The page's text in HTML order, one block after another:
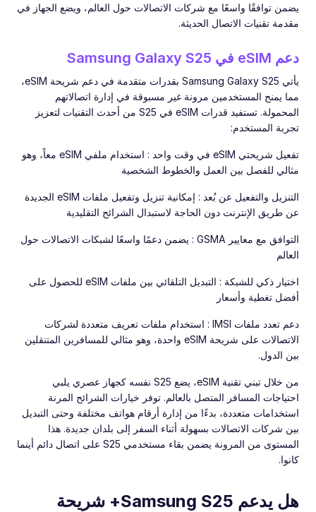
يضمن توافقًا واسعًا مع شركات الاتصالات حول العالم، ويضع الجهاز في
مقدمة تقنيات الاتصال الحديثة.
دعم eSIM في Samsung Galaxy S25
يأتي Samsung Galaxy S25 بقدرات متقدمة في دعم شريحة eSIM،
مما يمنح المستخدمين مرونة غير مسبوقة في إدارة اتصالاتهم
المحمولة. تستفيد قدرات eSIM في S25 من أحدث التقنيات لتعزيز
تجربة المستخدم:
تفعيل شريحتي eSIM في وقت واحد : استخدام ملفي eSIM معاً، وهو
مثالي للفصل بين العمل والخطوط الشخصية
التنزيل والتفعيل عن بُعد : إمكانية تنزيل وتفعيل ملفات eSIM الجديدة
عن طريق الإنترنت دون الحاجة لاستبدال الشرائح التقليدية
التوافق مع معايير GSMA : يضمن دعمًا واسعًا لشبكات الاتصالات حول
العالم
اختيار ذكي للشبكة : التبديل التلقائي بين ملفات eSIM للحصول على
أفضل تغطية وأسعار
دعم تعدد ملفات IMSI : استخدام ملفات تعريف متعددة لشركات
الاتصالات على شريحة eSIM واحدة، وهو مثالي للمسافرين المتنقلين
بين الدول.
من خلال تبني تقنية eSIM، يضع S25 نفسه كجهاز عصري يلبي
احتياجات المسافر المتصل بالعالم. توفر خيارات الشرائح المرنة
استخدامات متعددة، بدءًا من إدارة أرقام هواتف مختلفة وحتى التبديل
بين شركات الاتصالات بسهولة أثناء السفر إلى بلدان جديدة. هذا
المستوى من المرونة يضمن بقاء مستخدمي S25 على اتصال دائم أينما
كانوا.
هل يدعم Samsung S25+ شريحة